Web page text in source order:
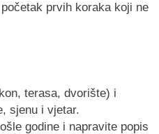
prvih koraka koji ne
terasa, dvorište) i
sjenu i vjetar.
godine i napravite popis